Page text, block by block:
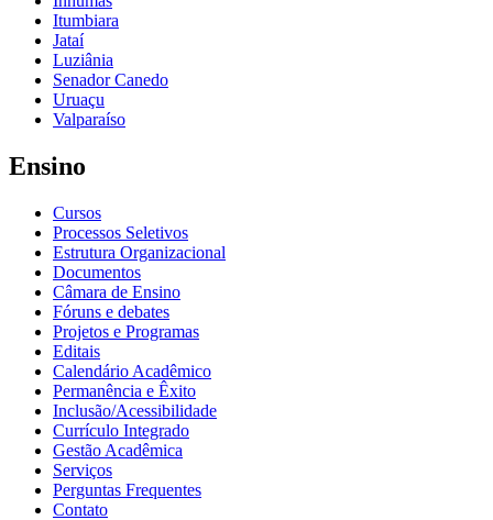
Itumbiara
Jataí
Luziânia
Senador Canedo
Uruaçu
Valparaíso
Ensino
Cursos
Processos Seletivos
Estrutura Organizacional
Documentos
Câmara de Ensino
Fóruns e debates
Projetos e Programas
Editais
Calendário Acadêmico
Permanência e Êxito
Inclusão/Acessibilidade
Currículo Integrado
Gestão Acadêmica
Serviços
Perguntas Frequentes
Contato